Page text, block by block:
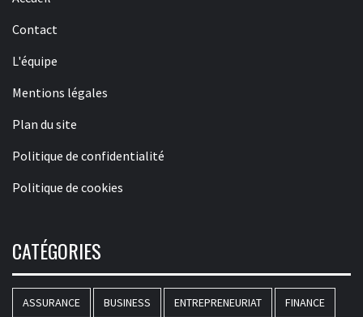
Contact
L'équipe
Mentions légales
Plan du site
Politique de confidentialité
Politique de cookies
CATÉGORIES
ASSURANCE BUSINESS ENTREPRENEURIAT FINANCE